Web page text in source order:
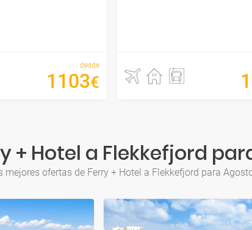
desde
1103€
+ Hotel a Flekkefjord
mejores ofertas de Ferry + Hotel a Flekkefjord para